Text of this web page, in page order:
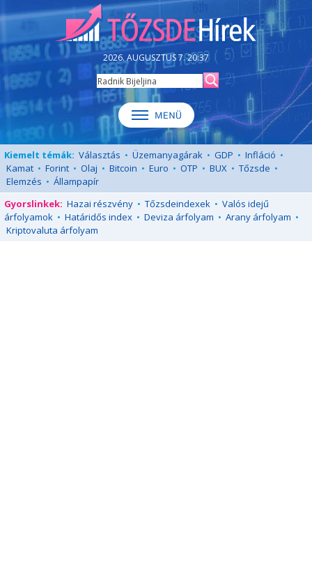
2026. AUGUSZTUS 7. 20:37
Kiemelt témák: Választás • Üzemanyagárak • GDP • Infláció •
Kamat • Forint • Olaj • Bitcoin • Euro • OTP • BUX • Tőzsde •
Elemzés • Állampapír
Gyorslinkek: Hazai részvény • Tőzsdeindexek • Valós idejű
árfolyamok • Határidős index • Deviza árfolyam • Arany árfolyam •
Kriptovaluta árfolyam